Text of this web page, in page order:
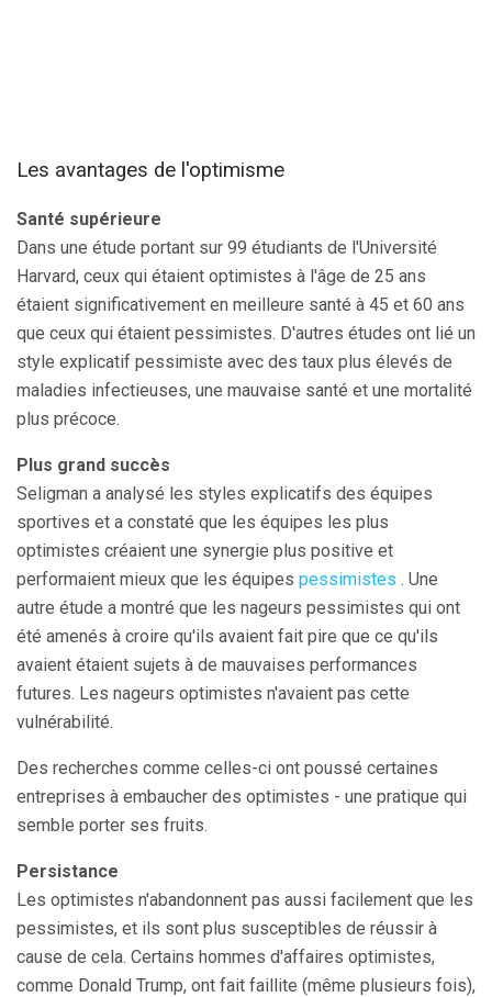
Les avantages de l'optimisme
Santé supérieure
Dans une étude portant sur 99 étudiants de l'Université
Harvard, ceux qui étaient optimistes à l'âge de 25 ans
étaient significativement en meilleure santé à 45 et 60 ans
que ceux qui étaient pessimistes. D'autres études ont lié un
style explicatif pessimiste avec des taux plus élevés de
maladies infectieuses, une mauvaise santé et une mortalité
plus précoce.
Plus grand succès
Seligman a analysé les styles explicatifs des équipes
sportives et a constaté que les équipes les plus
optimistes créaient une synergie plus positive et
performaient mieux que les équipes pessimistes . Une
autre étude a montré que les nageurs pessimistes qui ont
été amenés à croire qu'ils avaient fait pire que ce qu'ils
avaient étaient sujets à de mauvaises performances
futures. Les nageurs optimistes n'avaient pas cette
vulnérabilité.
Des recherches comme celles-ci ont poussé certaines
entreprises à embaucher des optimistes - une pratique qui
semble porter ses fruits.
Persistance
Les optimistes n'abandonnent pas aussi facilement que les
pessimistes, et ils sont plus susceptibles de réussir à
cause de cela. Certains hommes d'affaires optimistes,
comme Donald Trump, ont fait faillite (même plusieurs fois),